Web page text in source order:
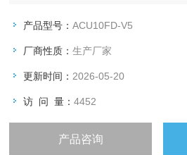
-- 此介绍内容是软件产品，如需测控
产品型号：ACU10FD-V5
厂商性质：生产厂家
更新时间： 2026-05-20
访 问 量：4452
产品咨询